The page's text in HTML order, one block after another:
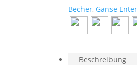
Becher, Gänse
Beschreibung